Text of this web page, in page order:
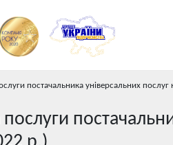
постачальника універсальних